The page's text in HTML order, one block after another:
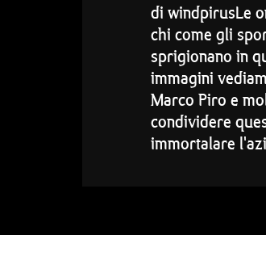
di windpirusLe
chi come gli
sprigionano in
immagini
Marco Piro e
condividere
immortalare